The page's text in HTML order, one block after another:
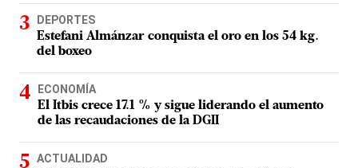
DEPORTES
Estefani Almánzar conquista el oro en los 54 kg.
del boxeo
ECONOMÍA
El Itbis crece 17.1 % y sigue liderando el aumento
de las recaudaciones de la DGII
ACTUALIDAD